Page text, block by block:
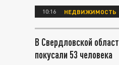
10:16 НЕДВИЖИМОСТЬ
В Свердловской
покусали 53 человека